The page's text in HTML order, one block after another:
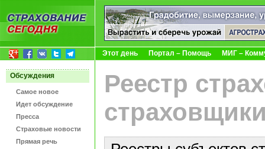
Этот день Портал – Помощь МИГ –
Обсуждения
Самое новое
Идет обсуждение
Пресса
Страховые новости
Прямая речь
Реестр